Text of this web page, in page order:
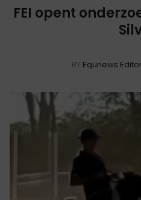
FEI opent
BY Equnews